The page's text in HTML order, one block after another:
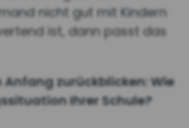
nicht gut mit Kindern
ist, dann passt das
Anfang zurückblicken: Wie
Ihrer Schule?